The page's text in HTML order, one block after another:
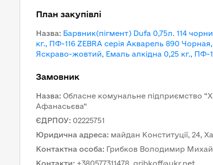
План закупівлі
Назва: Барвник(пігмент) Dufa 0,75л. 114
кг., ПФ-116 ZEBRA серія Акварель 890
Яскраво-жовтий, Емаль алкідна 0,25 кг., ПФ-
Замовник
Назва: Обласне комунальне підприємство
Афанасьєва“
ЄДРПОУ: 02225751
Юридична адреса: майдан Конституції, 24,
Контактна особа: Грибков Володимир
Контакти: +380577311478, gribkoff@ukr.net